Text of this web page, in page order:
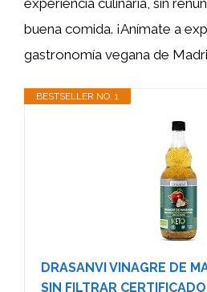
experiencia culinaria, sin
buena comida. ¡Anímate a
gastronomía vegana de
BESTSELLER NO. 1
DRASANVI VINAGRE DE
SIN FILTRAR